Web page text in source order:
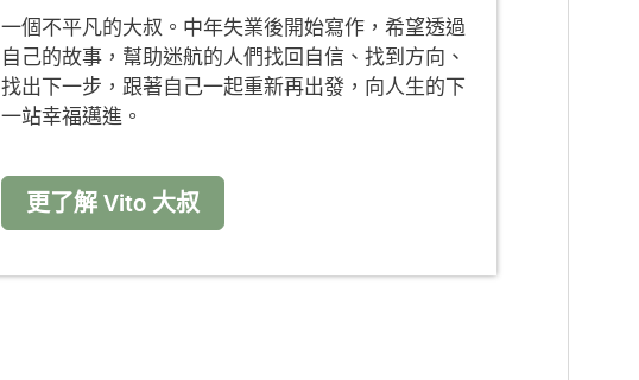
一個不平凡的大叔。中年失業後開始寫作，希望透過
自己的故事，幫助迷航的人們找回自信、找到方向、
找出下一步，跟著自己一起重新再出發，向人生的下
一站幸福邁進。
更了解 Vito 大叔